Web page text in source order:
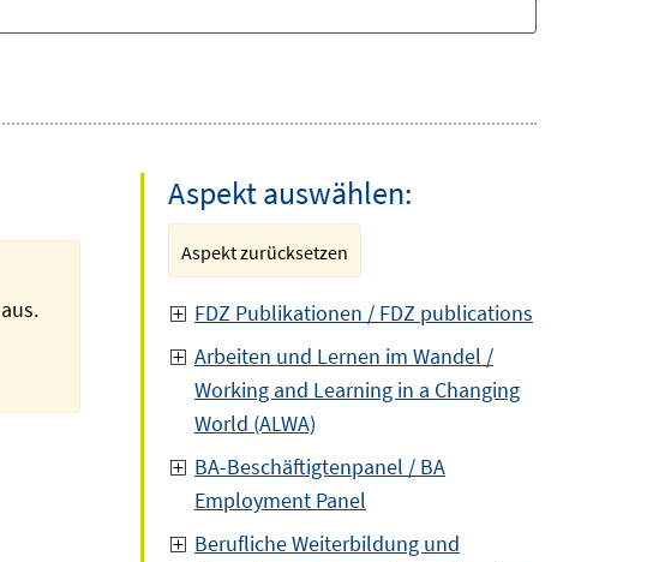
Aspekt auswählen:
Aspekt zurücksetzen
FDZ Publikationen / FDZ publications
Arbeiten und Lernen im Wandel /
Working and Learning in a Changing
World (ALWA)
BA-Beschäftigtenpanel / BA
Employment Panel
Berufliche Weiterbildung und